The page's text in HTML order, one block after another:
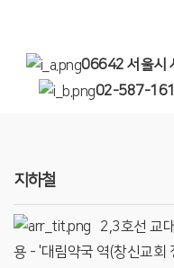
06642 서울시
02-587-
지하철
2,3호선 교
용 - '대림약국 역(창신교회